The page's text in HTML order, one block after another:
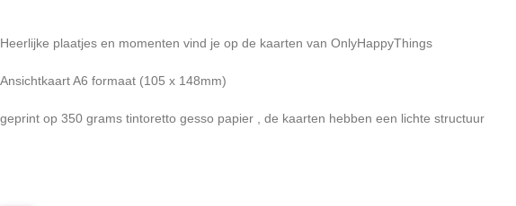
Heerlijke plaatjes en momenten vind je op de kaarten van OnlyHappyThings
Ansichtkaart A6 formaat (105 x 148mm)
geprint op 350 grams tintoretto gesso papier , de kaarten hebben een lichte structuur